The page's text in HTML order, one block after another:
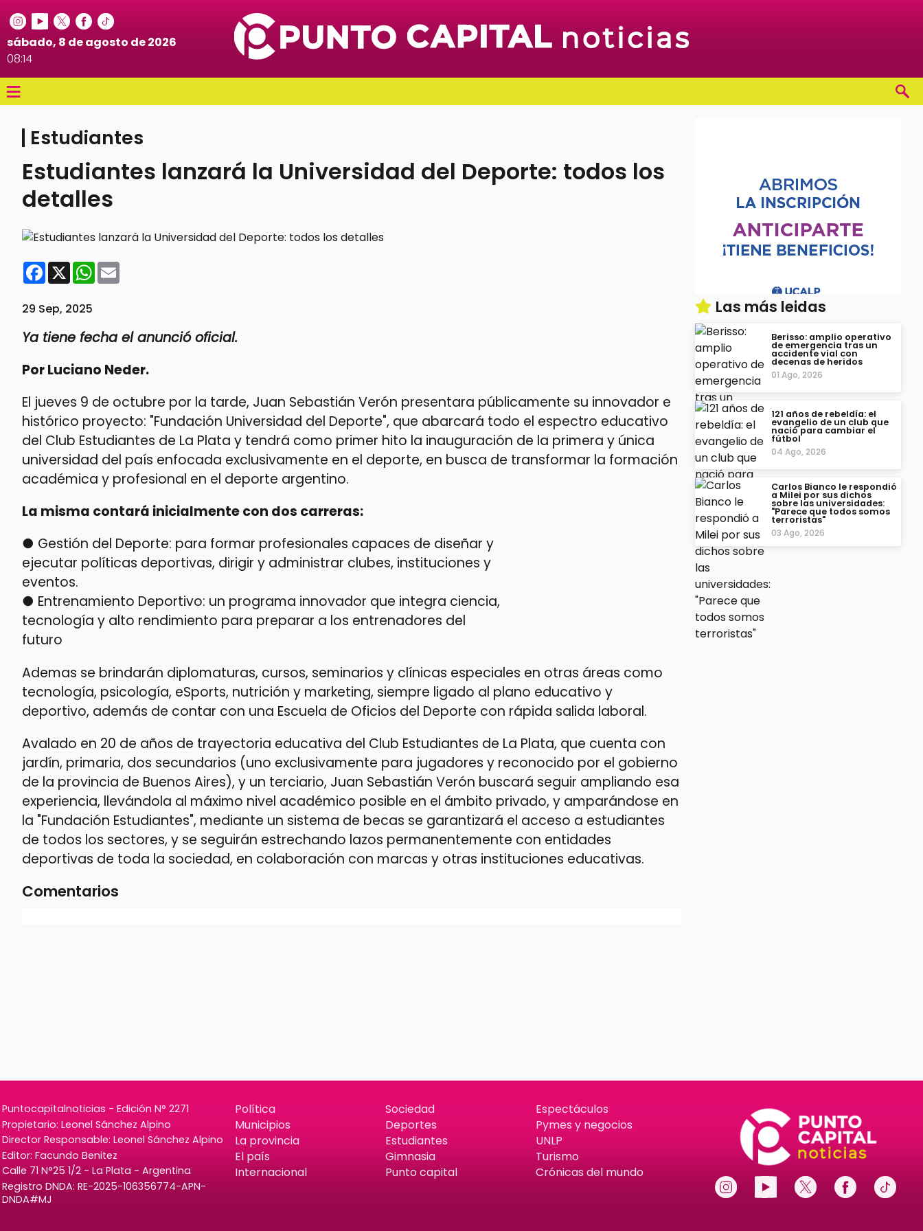
sábado, 8 de agosto de 2026
08:14
≡
Estudiantes
Estudiantes lanzará la Universidad del Deporte: todos los
detalles
Facebook
X WhatsApp
29 Sep, 2025
Ya tiene fecha el anunció oficial.
Por Luciano Neder.
El jueves 9 de octubre por la tarde, Juan Sebastián Verón presentara públicamente su innovador e
histórico proyecto: "Fundación Universidad del Deporte", que abarcará todo el espectro educativo
del Club Estudiantes de La Plata y tendrá como primer hito la inauguración de la primera y única
universidad del país enfocada exclusivamente en el deporte, en busca de transformar la formación
académica y profesional en el deporte argentino.
La misma contará inicialmente con dos carreras:
● Gestión del Deporte: para formar profesionales capaces de diseñar y
ejecutar políticas deportivas, dirigir y administrar clubes, instituciones y
eventos.
● Entrenamiento Deportivo: un programa innovador que integra ciencia,
tecnología y alto rendimiento para preparar a los entrenadores del
futuro
Ademas se brindarán diplomaturas, cursos, seminarios y clínicas especiales en otras áreas como
tecnología, psicología, eSports, nutrición y marketing, siempre ligado al plano educativo y
deportivo, además de contar con una Escuela de Oficios del Deporte con rápida salida laboral.
Avalado en 20 de años de trayectoria educativa del Club Estudiantes de La Plata, que cuenta con
jardín, primaria, dos secundarios (uno exclusivamente para jugadores y reconocido por el gobierno
de la provincia de Buenos Aires), y un terciario, Juan Sebastián Verón buscará seguir ampliando esa
experiencia, llevándola al máximo nivel académico posible en el ámbito privado, y amparándose en
la "Fundación Estudiantes", mediante un sistema de becas se garantizará el acceso a estudiantes
de todos los sectores, y se seguirán estrechando lazos permanentemente con entidades
deportivas de toda la sociedad, en colaboración con marcas y otras instituciones educativas.
Comentarios
Las más leidas
Berisso: amplio operativo
de emergencia tras un
accidente vial con
decenas de heridos
01 Ago, 2026
121 años de rebeldía: el
evangelio de un club que
nació para cambiar el
fútbol
04 Ago, 2026
Carlos Bianco le respondió
a Milei por sus dichos
sobre las universidades:
"Parece que todos somos
terroristas"
03 Ago, 2026
Puntocapitalnoticias - Edición N° 2271
Propietario: Leonel Sánchez Alpino
Director Responsable: Leonel Sánchez Alpino
Editor: Facundo Benitez
Calle 71 N°25 1/2 - La Plata - Argentina
Registro DNDA: RE-2025-106356774-APN-
DNDA#MJ
Política
Municipios
La provincia
El país
Internacional
Sociedad
Deportes
Estudiantes
Gimnasia
Punto capital
Espectáculos
Pymes y negocios
UNLP
Turismo
Crónicas del mundo